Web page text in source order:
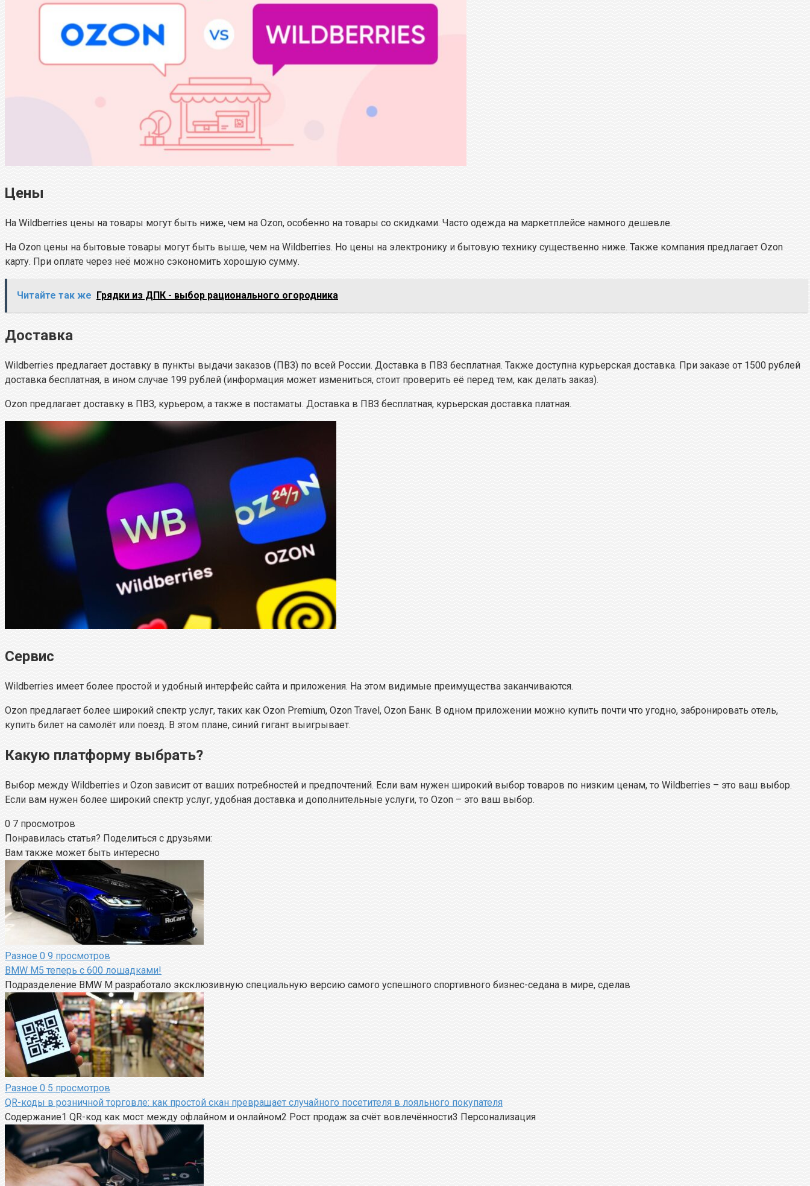
Цены
На Wildberries цены на товары могут быть ниже, чем на Ozon, особенно на товары со скидками. Часто одежда на маркетплейсе намного дешевле.
На Ozon цены на бытовые товары могут быть выше, чем на Wildberries. Но цены на электронику и бытовую технику существенно ниже. Также компания предлагает Ozon
карту. При оплате через неё можно сэкономить хорошую сумму.
Читайте так же Грядки из ДПК - выбор рационального огородника
Доставка
Wildberries предлагает доставку в пункты выдачи заказов (ПВЗ) по всей России. Доставка в ПВЗ бесплатная. Также доступна курьерская доставка. При заказе от 1500 рублей
доставка бесплатная, в ином случае 199 рублей (информация может измениться, стоит проверить её перед тем, как делать заказ).
Ozon предлагает доставку в ПВЗ, курьером, а также в постаматы. Доставка в ПВЗ бесплатная, курьерская доставка платная.
Сервис
Wildberries имеет более простой и удобный интерфейс сайта и приложения. На этом видимые преимущества заканчиваются.
Ozon предлагает более широкий спектр услуг, таких как Ozon Premium, Ozon Travel, Ozon Банк. В одном приложении можно купить почти что угодно, забронировать отель,
купить билет на самолёт или поезд. В этом плане, синий гигант выигрывает.
Какую платформу выбрать?
Выбор между Wildberries и Ozon зависит от ваших потребностей и предпочтений. Если вам нужен широкий выбор товаров по низким ценам, то Wildberries – это ваш выбор.
Если вам нужен более широкий спектр услуг, удобная доставка и дополнительные услуги, то Ozon – это ваш выбор.
0 7 просмотров
Понравилась статья? Поделиться с друзьями:
Вам также может быть интересно
Разное 0 9 просмотров
BMW M5 теперь с 600 лошадками!
Подразделение BMW M разработало эксклюзивную специальную версию самого успешного спортивного бизнес-седана в мире, сделав
Разное 0 5 просмотров
QR-коды в розничной торговле: как простой скан превращает случайного посетителя в лояльного покупателя
Содержание1 QR-код как мост между офлайном и онлайном2 Рост продаж за счёт вовлечённости3 Персонализация